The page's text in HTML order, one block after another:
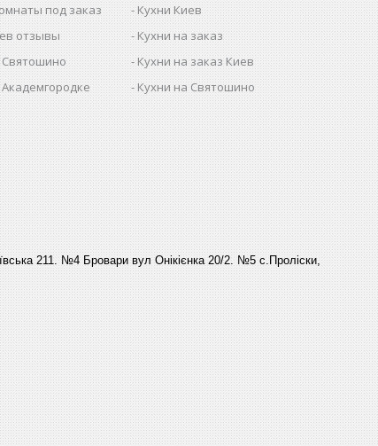
под заказ
отзывы
Кухни Киев
Кухни на заказ
Кухни на заказ Киев
Кухни на Святошино
211. №4 Бровари вул Онікієнка 20/2. №5 с.Проліски,